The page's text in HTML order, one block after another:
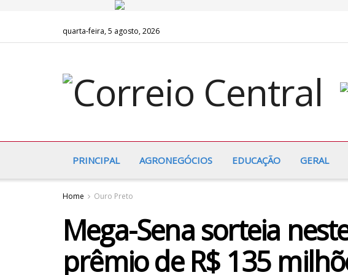
quarta-feira, 5 agosto, 2026
PRINCIPAL AGRONEGÓCIOS EDUCAÇÃO GERAL
Home Ouro Preto
Mega-Sena sorteia
prêmio de R$ 135